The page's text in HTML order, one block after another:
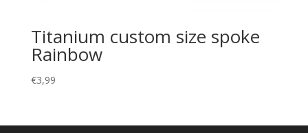
Titanium custom size spoke
Rainbow
€3,99